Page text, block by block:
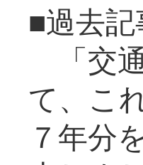
■過去
「交
て、こ
７年分